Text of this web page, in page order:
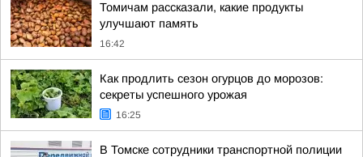
Томичам рассказали, какие продукты
улучшают память
16:42
Как продлить сезон огурцов до морозов:
секреты успешного урожая
16:25
В Томске сотрудники транспортной полиции